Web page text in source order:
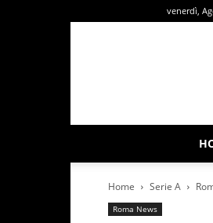
venerdì,
Home Serie A
Roma News